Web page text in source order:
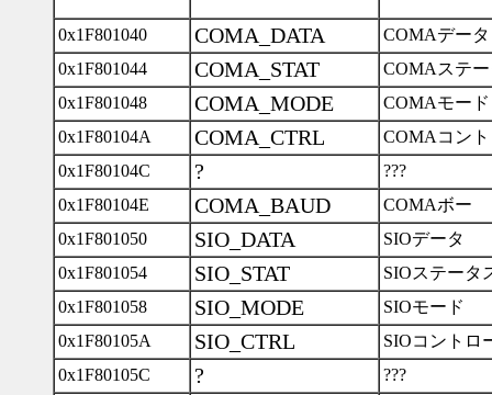
0x1F801040 COMA_DATA
COMAデータ
0x1F801044
COMA_STAT
COMAステ
0x1F801048
COMA_MODE
COMAモード
0x1F80104A
COMA_CTRL
COMAコン
0x1F80104C
?
???
0x1F80104E
COMA_BAUD
COMAボー
0x1F801050
SIO_DATA
SIOデータ
0x1F801054
SIO_STAT
SIOステータ
0x1F801058
SIO_MODE
SIOモード
0x1F80105A
SIO_CTRL
SIOコントロ
0x1F80105C
?
???